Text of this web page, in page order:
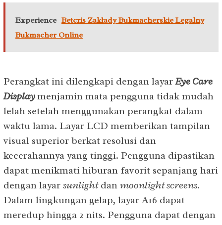
Experience Betcris Zakłady Bukmacherskie Legalny
Bukmacher Online
Perangkat ini dilengkapi dengan layarEye Care
Displaymenjamin mata pengguna tidak mudah
lelah setelah menggunakan perangkat dalam
waktu lama. Layar LCD memberikan tampilan
visual superior berkat resolusi dan
kecerahannya yang tinggi. Pengguna dipastikan
dapat menikmati hiburan favorit sepanjang hari
dengan layar sunlightdan moonlight screens.
Dalam lingkungan gelap, layar A16 dapat
meredup hingga 2 nits. Pengguna dapat dengan